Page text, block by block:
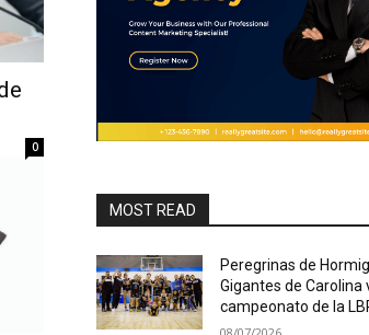
0
MOST READ
Peregrinas de
Gigantes de Carolina
campeonato de la